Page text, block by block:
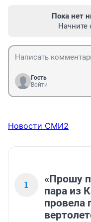
Пока нет
Начните
Гость
Войти
Новости СМИ2
1
«Прошу
пара из
провела